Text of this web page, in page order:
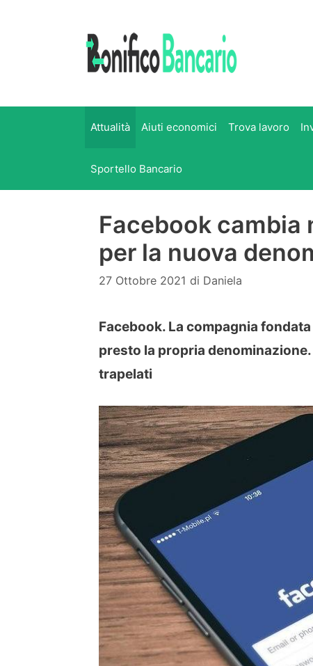
Attualità Aiuti economici Trova lavoro
Sportello Bancario
Facebook cambia
per la nuova
27 Ottobre 2021 di Daniela
Facebook. La compagnia
presto la propria
trapelati